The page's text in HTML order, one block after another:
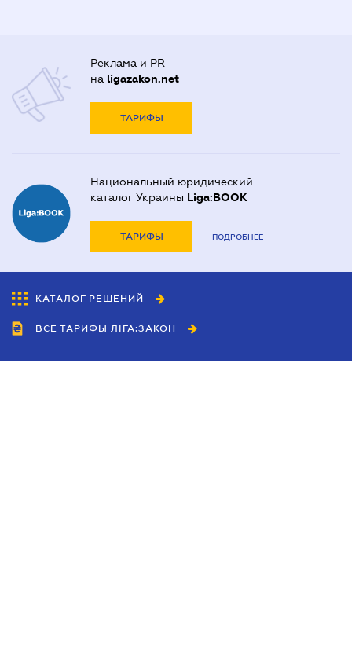
Реклама и PR
на ligazakon.net
ТАРИФЫ
Национальный юридический
каталог Украины Liga:BOOK
ТАРИФЫ ПОДРОБНЕЕ
КАТАЛОГ РЕШЕНИЙ
ВСЕ ТАРИФЫ ЛІГА:ЗАКОН